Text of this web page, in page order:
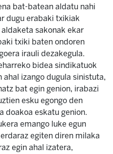
bat-batean aldatu nahi
dugu erabaki txikiak
sakonak ekar
txiki baten ondoren
irauli dezakegula.
bidea sindikatuok
izango dugula sinistuta,
bat egin genion, irabazi
esku egongo den
doakoa eskatu genion.
emango luke egun
egiten diren milaka
egin ahal izatera,